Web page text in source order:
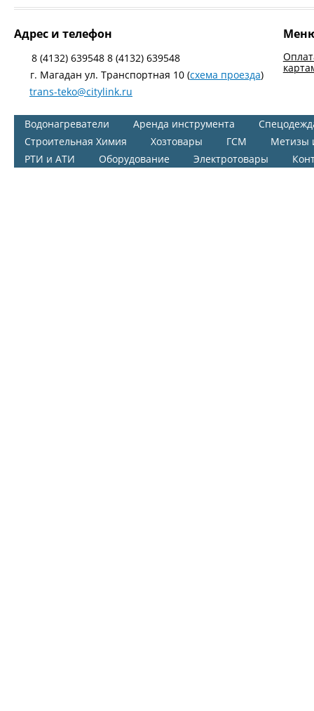
Адрес и телефон
8 (4132) 639548 8 (4132) 639548
г. Магадан ул. Транспортная 10 (схема проезда)
trans-teko@citylink.ru
Водонагреватели Аренда инструмента
Строительная Химия
Хозтовары ГСМ
Метизы
РТИ и АТИ
Оборудование Электротовары